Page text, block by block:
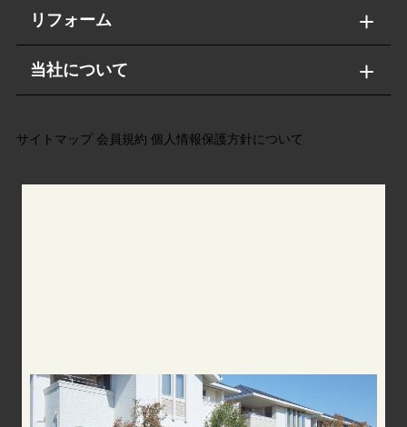
リフォーム
当社について
サイトマップ 会員規約 個人情報保護方針について